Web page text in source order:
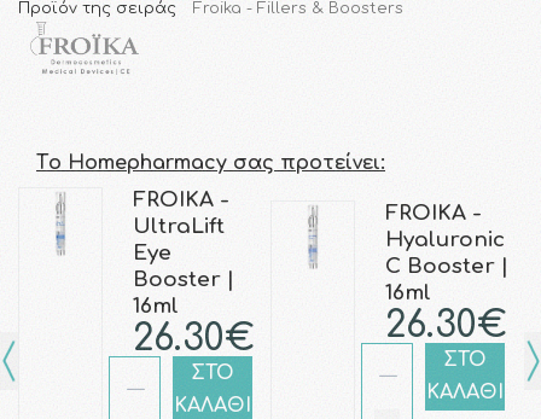
Προϊόν της σειράς Froika - Fillers & Boosters
Τo Homepharmacy σας προτείνει:
FROIKA -
UltraLift
Eye
Booster |
16ml
26.30€
ΣΤΟ
ΚΑΛΑΘΙ
FROIKA -
Hyaluronic
C Booster |
16ml
26.30€
ΣΤΟ
ΚΑΛΑΘΙ